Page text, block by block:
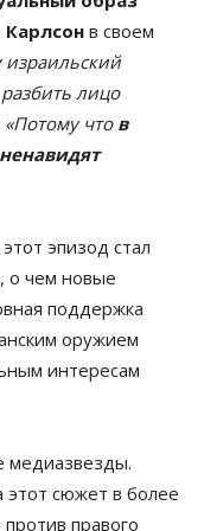
Карлсонв своем
израильский
лицо
«Потому чтов
эпизод стал
о чем новые
поддержка
оружием
интересам
медиазвезды.
этот сюжет в более
правого